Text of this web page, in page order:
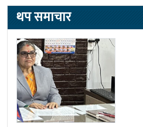
थप समाचार